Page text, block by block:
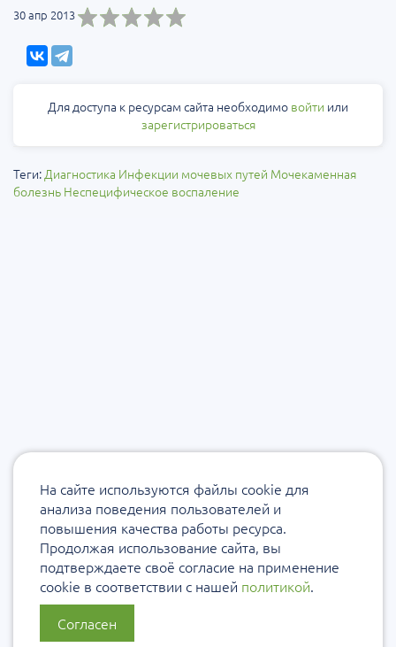
30 апр 2013
Для доступа к ресурсам сайта необходимо войти или
зарегистрироваться
Теги:Диагностика Инфекции мочевых путей Мочекаменная
болезнь Неспецифическое воспаление
На сайте используются файлы cookie для
анализа поведения пользователей и
повышения качества работы ресурса.
Продолжая использование сайта, вы
подтверждаете своё согласие на применение
cookie в соответствии с нашей политикой.
Согласен